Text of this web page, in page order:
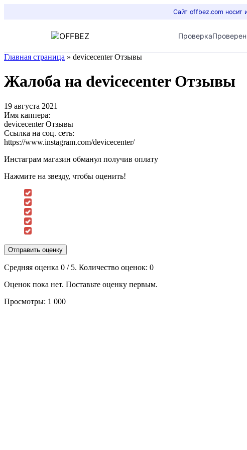
Сайт offbez.com носит
Проверка
Главная страница » devicecenter Отзывы
Жалоба на devicecenter Отзывы
19 августа 2021
Имя каппера:
devicecenter Отзывы
Ссылка на соц. сеть:
https://www.instagram.com/devicecenter/
Инстаграм магазин обманул получив оплату
Нажмите на звезду, чтобы оценить!
Отправить оценку
Средняя оценка 0 / 5. Количество оценок: 0
Оценок пока нет. Поставьте оценку первым.
Просмотры: 1 000